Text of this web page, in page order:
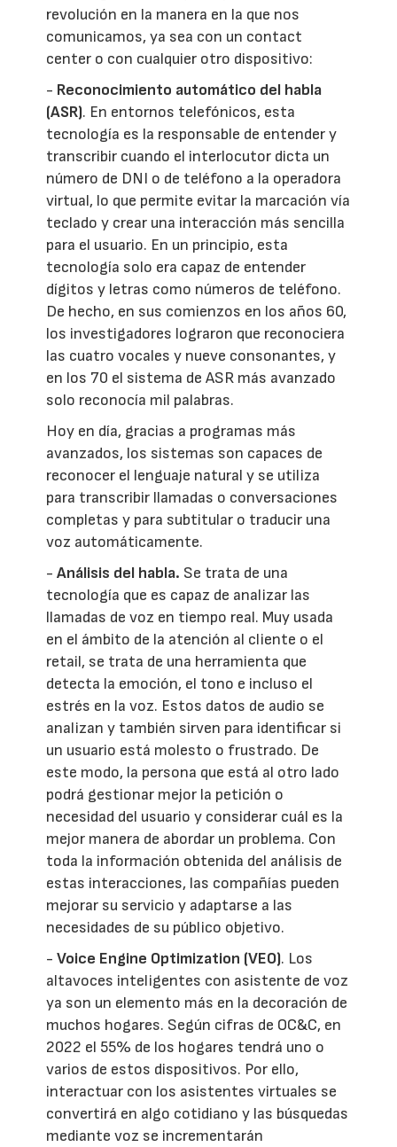
revolución en la manera en la que nos
comunicamos, ya sea con un contact
center o con cualquier otro dispositivo:
- Reconocimiento automático del habla
(ASR). En entornos telefónicos, esta
tecnología es la responsable de entender y
transcribir cuando el interlocutor dicta un
número de DNI o de teléfono a la operadora
virtual, lo que permite evitar la marcación vía
teclado y crear una interacción más sencilla
para el usuario. En un principio, esta
tecnología solo era capaz de entender
dígitos y letras como números de teléfono.
De hecho, en sus comienzos en los años 60,
los investigadores lograron que reconociera
las cuatro vocales y nueve consonantes, y
en los 70 el sistema de ASR más avanzado
solo reconocía mil palabras.
Hoy en día, gracias a programas más
avanzados, los sistemas son capaces de
reconocer el lenguaje natural y se utiliza
para transcribir llamadas o conversaciones
completas y para subtitular o traducir una
voz automáticamente.
-Análisis del habla. Se trata de una
tecnología que es capaz de analizar las
llamadas de voz en tiempo real. Muy usada
en el ámbito de la atención al cliente o el
retail, se trata de una herramienta que
detecta la emoción, el tono e incluso el
estrés en la voz. Estos datos de audio se
analizan y también sirven para identificar si
un usuario está molesto o frustrado. De
este modo, la persona que está al otro lado
podrá gestionar mejor la petición o
necesidad del usuario y considerar cuál es la
mejor manera de abordar un problema. Con
toda la información obtenida del análisis de
estas interacciones, las compañías pueden
mejorar su servicio y adaptarse a las
necesidades de su público objetivo.
-Voice Engine Optimization (VEO). Los
altavoces inteligentes con asistente de voz
ya son un elemento más en la decoración de
muchos hogares. Según cifras de OC&C, en
2022 el 55% de los hogares tendrá uno o
varios de estos dispositivos. Por ello,
interactuar con los asistentes virtuales se
convertirá en algo cotidiano y las búsquedas
mediante voz se incrementarán